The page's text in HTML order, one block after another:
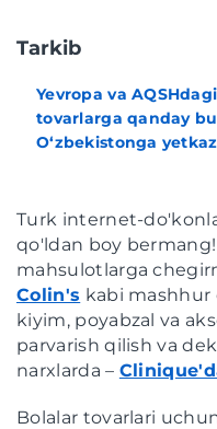
Tarkib
Yevropa va
tovarlarga qanday
O‘zbekistonga
Turk internet-
qo'ldan boy
mahsulotlarga
Colin's kabi
kiyim, poyabzal va
parvarish qilish va
narxlarda –
Bolalar tovarlari